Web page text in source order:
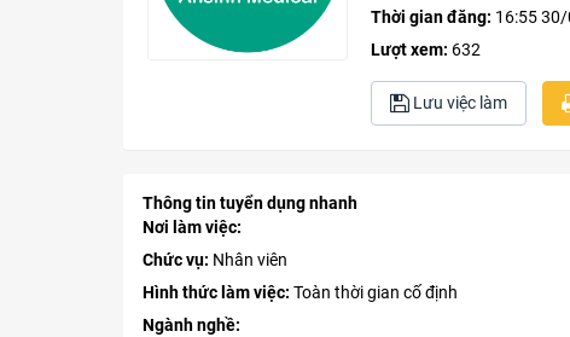
Thời gian đăng: 16:55
Lượt xem: 632
Lưu việc làm
Thông tin tuyển dụng nhanh
Nơi làm việc:
Chức vụ: Nhân viên
Hình thức làm việc: Toàn thời gian cố định
Ngành nghề: